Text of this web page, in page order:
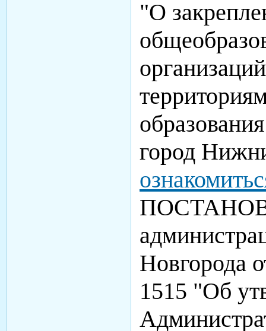
"О
город
Новгорода
1515 "Об